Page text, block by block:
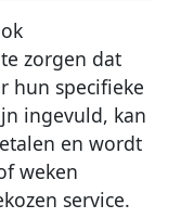
zorgen dat
hun specifieke
ingevuld, kan
en wordt
weken
service.